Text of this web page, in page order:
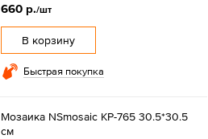
660 р./шт
В корзину
Быстрая покупка
Мозаика NSmosaic KP-765 30.5*30.5
см